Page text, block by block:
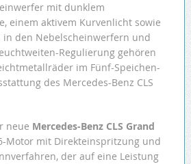
mit dunklem
einem aktivem Kurvenlicht sowie
den Nebelscheinwerfern und
Regulierung gehören
im Fünf-Speichen-
des Mercedes-Benz CLS
neue Mercedes-Benz CLS Grand
Motor mit Direkteinspritzung und
der auf eine Leistung